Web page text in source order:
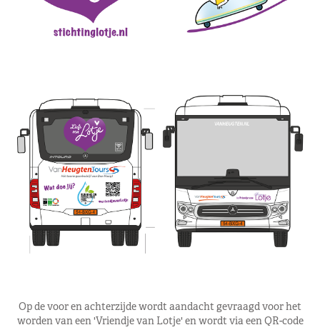
Op de voor en achterzijde wordt aandacht gevraagd voor het
worden van een 'Vriendje van Lotje' en wordt via een QR-code